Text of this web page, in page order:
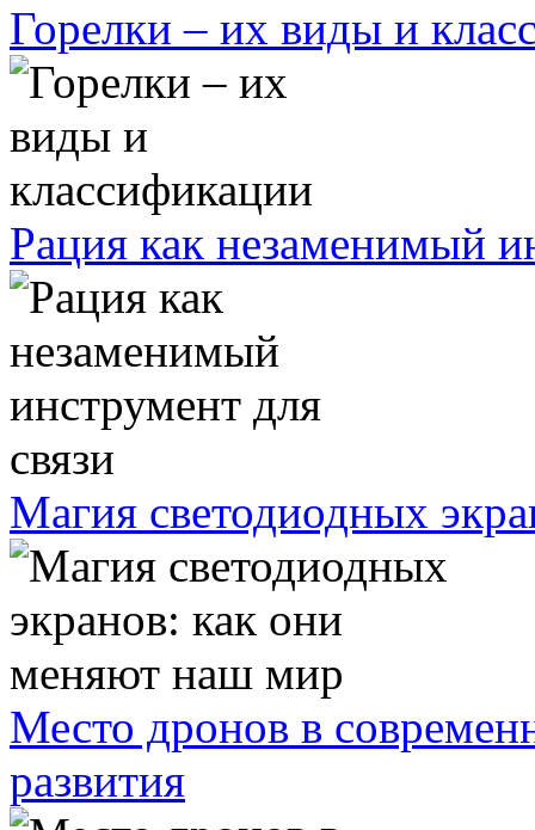
Горелки – их виды и
Рация как незаменимый
Магия светодиодных
Место дронов в
развития